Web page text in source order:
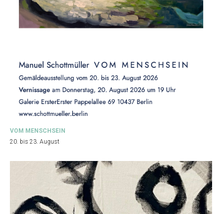
VOM MENSCHSEIN
20. bis 23. August